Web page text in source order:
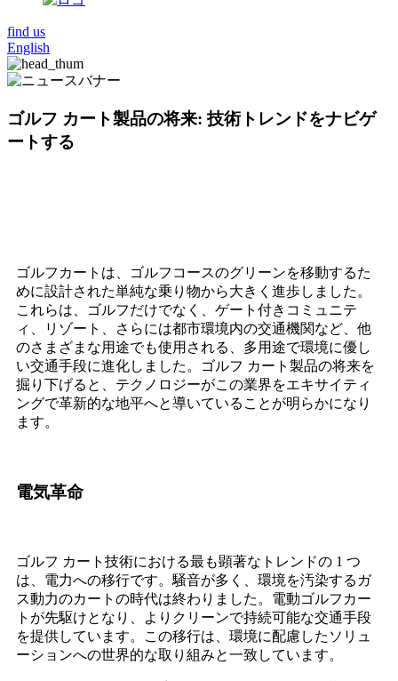
find us
English
ゴルフ カート製品の将来: 技術トレンドをナビゲ
ートする
ゴルフカートは、ゴルフコースのグリーンを移動するた
めに設計された単純な乗り物から大きく進歩しました。
これらは、ゴルフだけでなく、ゲート付きコミュニテ
ィ、リゾート、さらには都市環境内の交通機関など、他
のさまざまな用途でも使用される、多用途で環境に優し
い交通手段に進化しました。ゴルフ カート製品の将来を
掘り下げると、テクノロジーがこの業界をエキサイティ
ングで革新的な地平へと導いていることが明らかになり
ます。
電気革命
ゴルフ カート技術における最も顕著なトレンドの 1 つ
は、電力への移行です。騒音が多く、環境を汚染するガ
ス動力のカートの時代は終わりました。電動ゴルフカー
トが先駆けとなり、よりクリーンで持続可能な交通手段
を提供しています。この移行は、環境に配慮したソリュ
ーションへの世界的な取り組みと一致しています。